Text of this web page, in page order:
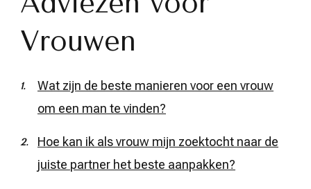
Vrouwen
Wat zijn de beste manieren voor een vrouw
om een man te vinden?
Hoe kan ik als vrouw mijn zoektocht naar de
juiste partner het beste aanpakken?